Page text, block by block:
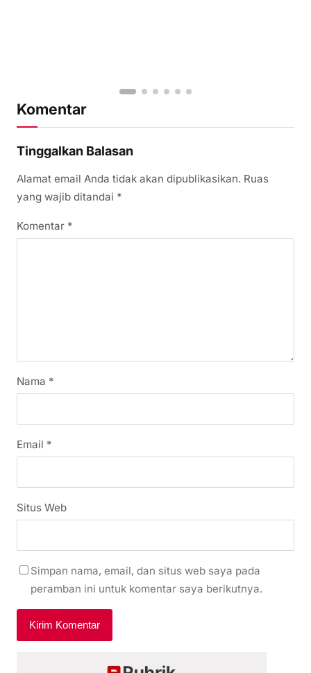
Komentar
Tinggalkan Balasan
Alamat email Anda tidak akan dipublikasikan. Ruas
yang wajib ditandai *
Komentar *
Nama *
Email *
Situs Web
Simpan nama, email, dan situs web saya pada
peramban ini untuk komentar saya berikutnya.